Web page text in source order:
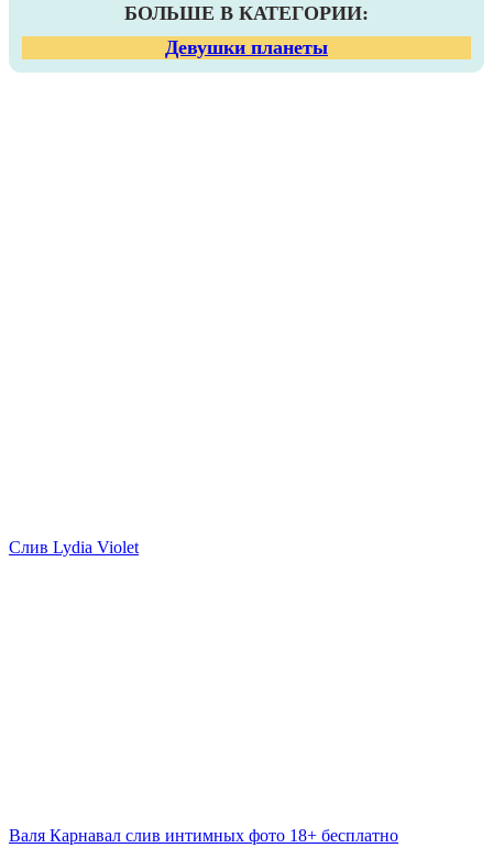
БОЛЬШЕ В КАТЕГОРИИ:
Девушки планеты
Слив Lydia Violet
Валя Карнавал слив интимных фото 18+ бесплатно